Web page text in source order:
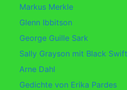
Markus Merkle
Glenn Ibbitson
George Guille Sark
Sally Grayson mit Black Swift
Arne Dahl
Gedichte von Erika Pardes